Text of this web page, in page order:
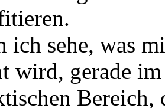
ich sehe, was
wird, gerade
Bereich,